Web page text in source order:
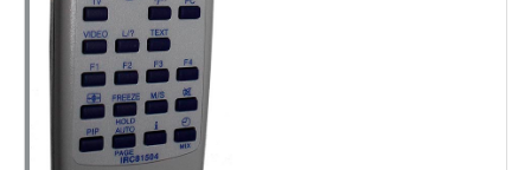
GUARDAR CONFIGURACIÓN
Puedes volver a configurar tus cookies desde la sección
"Configuración de cookies" al pie de la página. También puedes
consultar nuestrapolítica de cookies